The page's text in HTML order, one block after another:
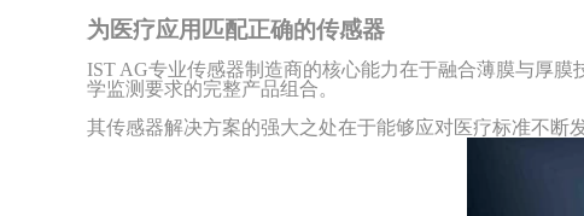
为医疗应用匹配正确的传感器
IST AG专业传感器制造商的核心能力在于融合薄膜与厚膜
学监测要求的完整产品组合。
其传感器解决方案的强大之处在于能够应对医疗标准不断